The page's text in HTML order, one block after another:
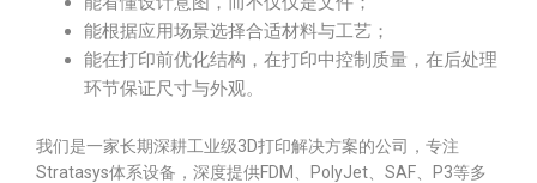
能根据应用场景选择合适材料与工艺；
能在打印前优化结构，在打印中控制质量，在后处理
环节保证尺寸与外观。
我们是一家长期深耕工业级3D打印解决方案的公司，专注
Stratasys体系设备，深度提供FDM、PolyJet、SAF、P3等多